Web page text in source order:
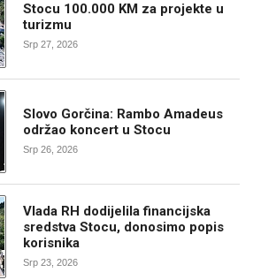
Stocu 100.000 KM za projekte u
turizmu
Srp 27, 2026
Slovo Gorčina: Rambo Amadeus
održao koncert u Stocu
Srp 26, 2026
Vlada RH dodijelila financijska
sredstva Stocu, donosimo popis
korisnika
Srp 23, 2026